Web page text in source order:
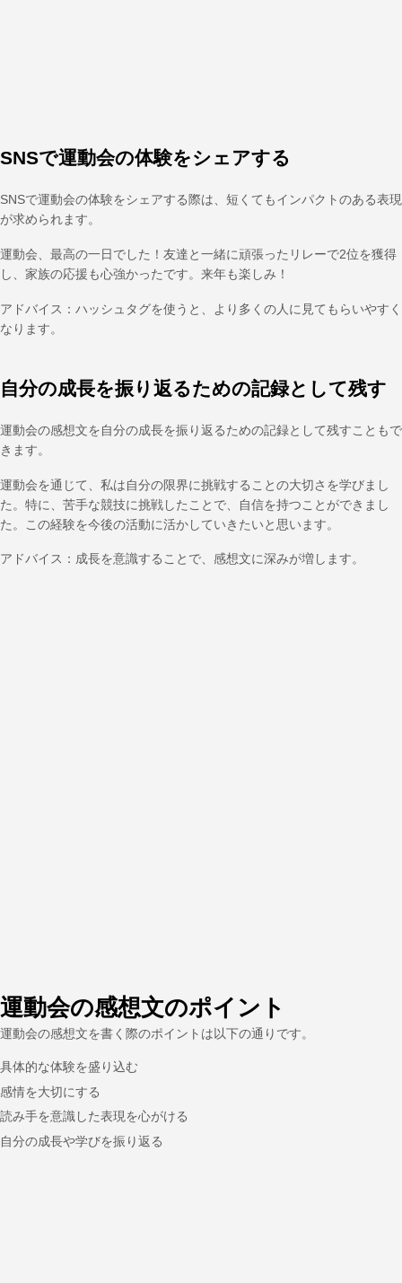
SNSで運動会の体験をシェアする
SNSで運動会の体験をシェアする際は、短くてもインパクトのある表現
が求められます。
運動会、最高の一日でした！友達と一緒に頑張ったリレーで2位を獲得
し、家族の応援も心強かったです。来年も楽しみ！
アドバイス：ハッシュタグを使うと、より多くの人に見てもらいやすく
なります。
自分の成長を振り返るための記録として残す
運動会の感想文を自分の成長を振り返るための記録として残すこともで
きます。
運動会を通じて、私は自分の限界に挑戦することの大切さを学びまし
た。特に、苦手な競技に挑戦したことで、自信を持つことができまし
た。この経験を今後の活動に活かしていきたいと思います。
アドバイス：成長を意識することで、感想文に深みが増します。
運動会の感想文のポイント
運動会の感想文を書く際のポイントは以下の通りです。
具体的な体験を盛り込む
感情を大切にする
読み手を意識した表現を心がける
自分の成長や学びを振り返る